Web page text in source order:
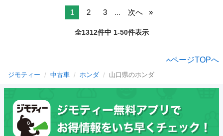
1 2 3 ... 次へ
全1312件中 1-50件表示
ページTOPへ
ジモティー 中古車 ホンダ 山口県のホンダ